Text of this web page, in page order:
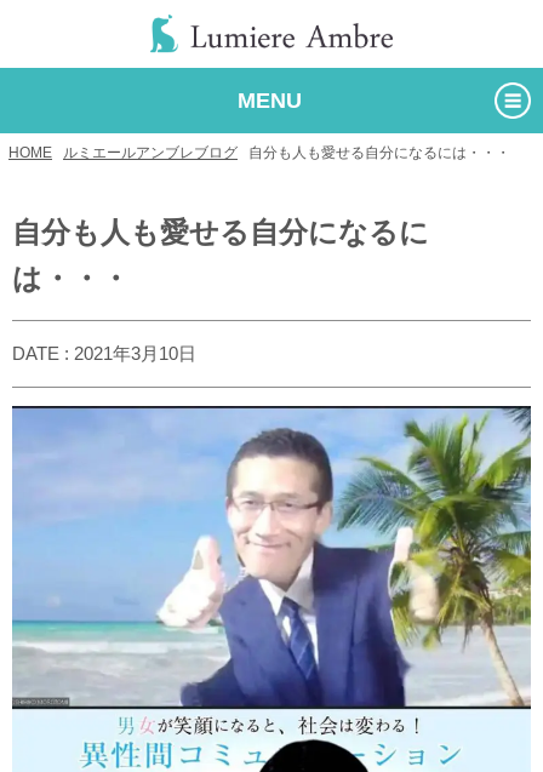
MENU
HOME ルミエールアンブレブログ 自分も人も愛せる自分になるには・・・
自分も人も愛せる自分になるに
は・・・
DATE : 2021年3月10日